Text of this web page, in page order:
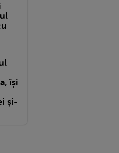
își
și-